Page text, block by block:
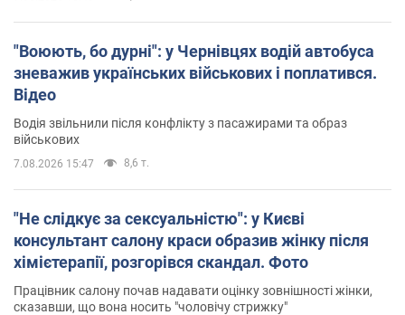
"Воюють, бо дурні": у Чернівцях водій автобуса
зневажив українських військових і поплатився.
Відео
Водія звільнили після конфлікту з пасажирами та образ
військових
7.08.2026 15:47 8,6 т.
"Не слідкує за сексуальністю": у Києві
консультант салону краси образив жінку після
хімієтерапії, розгорівся скандал. Фото
Працівник салону почав надавати оцінку зовнішності жінки,
сказавши, що вона носить "чоловічу стрижку"